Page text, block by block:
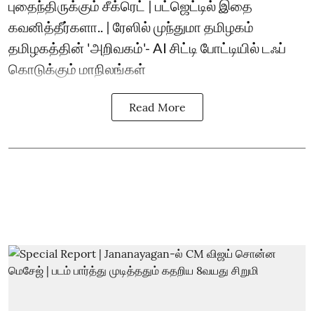
புதைந்திருக்கும் சீக்ரெட் | பட்ஜெட்டில் இதை
கவனித்தீர்களா.. | ரேஸில் முந்துமா தமிழகம்
தமிழகத்தின் 'அறிவகம்'- AI சிட்டி போட்டியில் டஃப்
கொடுக்கும் மாநிலங்கள்
Read More